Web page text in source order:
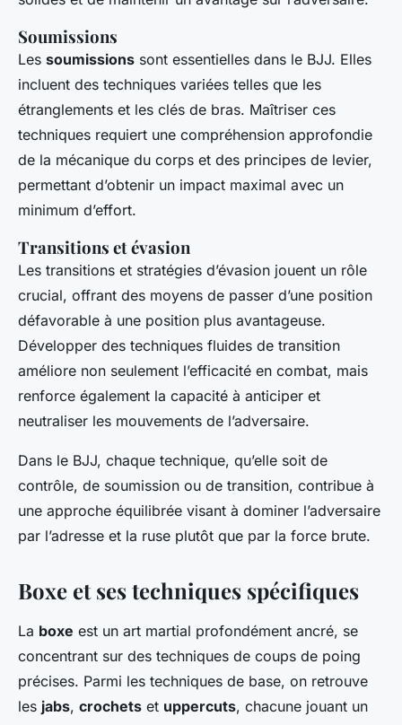
Soumissions
Les soumissions sont essentielles dans le BJJ. Elles
incluent des techniques variées telles que les
étranglements et les clés de bras. Maîtriser ces
techniques requiert une compréhension approfondie
de la mécanique du corps et des principes de levier,
permettant d’obtenir un impact maximal avec un
minimum d’effort.
Transitions et évasion
Les transitions et stratégies d’évasion jouent un rôle
crucial, offrant des moyens de passer d’une position
défavorable à une position plus avantageuse.
Développer des techniques fluides de transition
améliore non seulement l’efficacité en combat, mais
renforce également la capacité à anticiper et
neutraliser les mouvements de l’adversaire.
Dans le BJJ, chaque technique, qu’elle soit de
contrôle, de soumission ou de transition, contribue à
une approche équilibrée visant à dominer l’adversaire
par l’adresse et la ruse plutôt que par la force brute.
Boxe et ses techniques spécifiques
La boxe est un art martial profondément ancré, se
concentrant sur des techniques de coups de poing
précises. Parmi les techniques de base, on retrouve
les jabs, crochets et uppercuts, chacune jouant un